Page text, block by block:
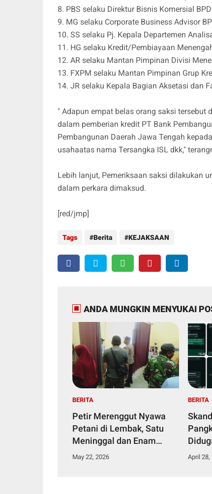
8. PBS selaku Direktur Bisnis Komersial
9. MG selaku Corporate Business Advisor
10. SS selaku Pj. Kepala Departemen
11. HG selaku Kredit/Pembiayaan
12. AR selaku Mantan Pimpinan Divisi
13. FXPM selaku Mantan Pimpinan Grup
14. JR selaku Kepala Bagian Aksetasi dan
" Adapun empat belas orang saksi tersebut
dalam pemberian kredit PT Bank
Pembangunan Daerah Jawa Tengah
usahaatas nama Tersangka ISL dkk,"
Lebih lanjut, Pemeriksaan saksi dilakukan
dalam perkara dimaksud.
[red/jmp]
Tags Berita KEJAKSAAN
ANDA MUNGKIN MENYUKAI
BERITA
Petir Merenggut Nyawa
Petani di Lembak, Satu
Meninggal dan Enam
Dirawat Intensif
May 22, 2026
BERITA
April 28,